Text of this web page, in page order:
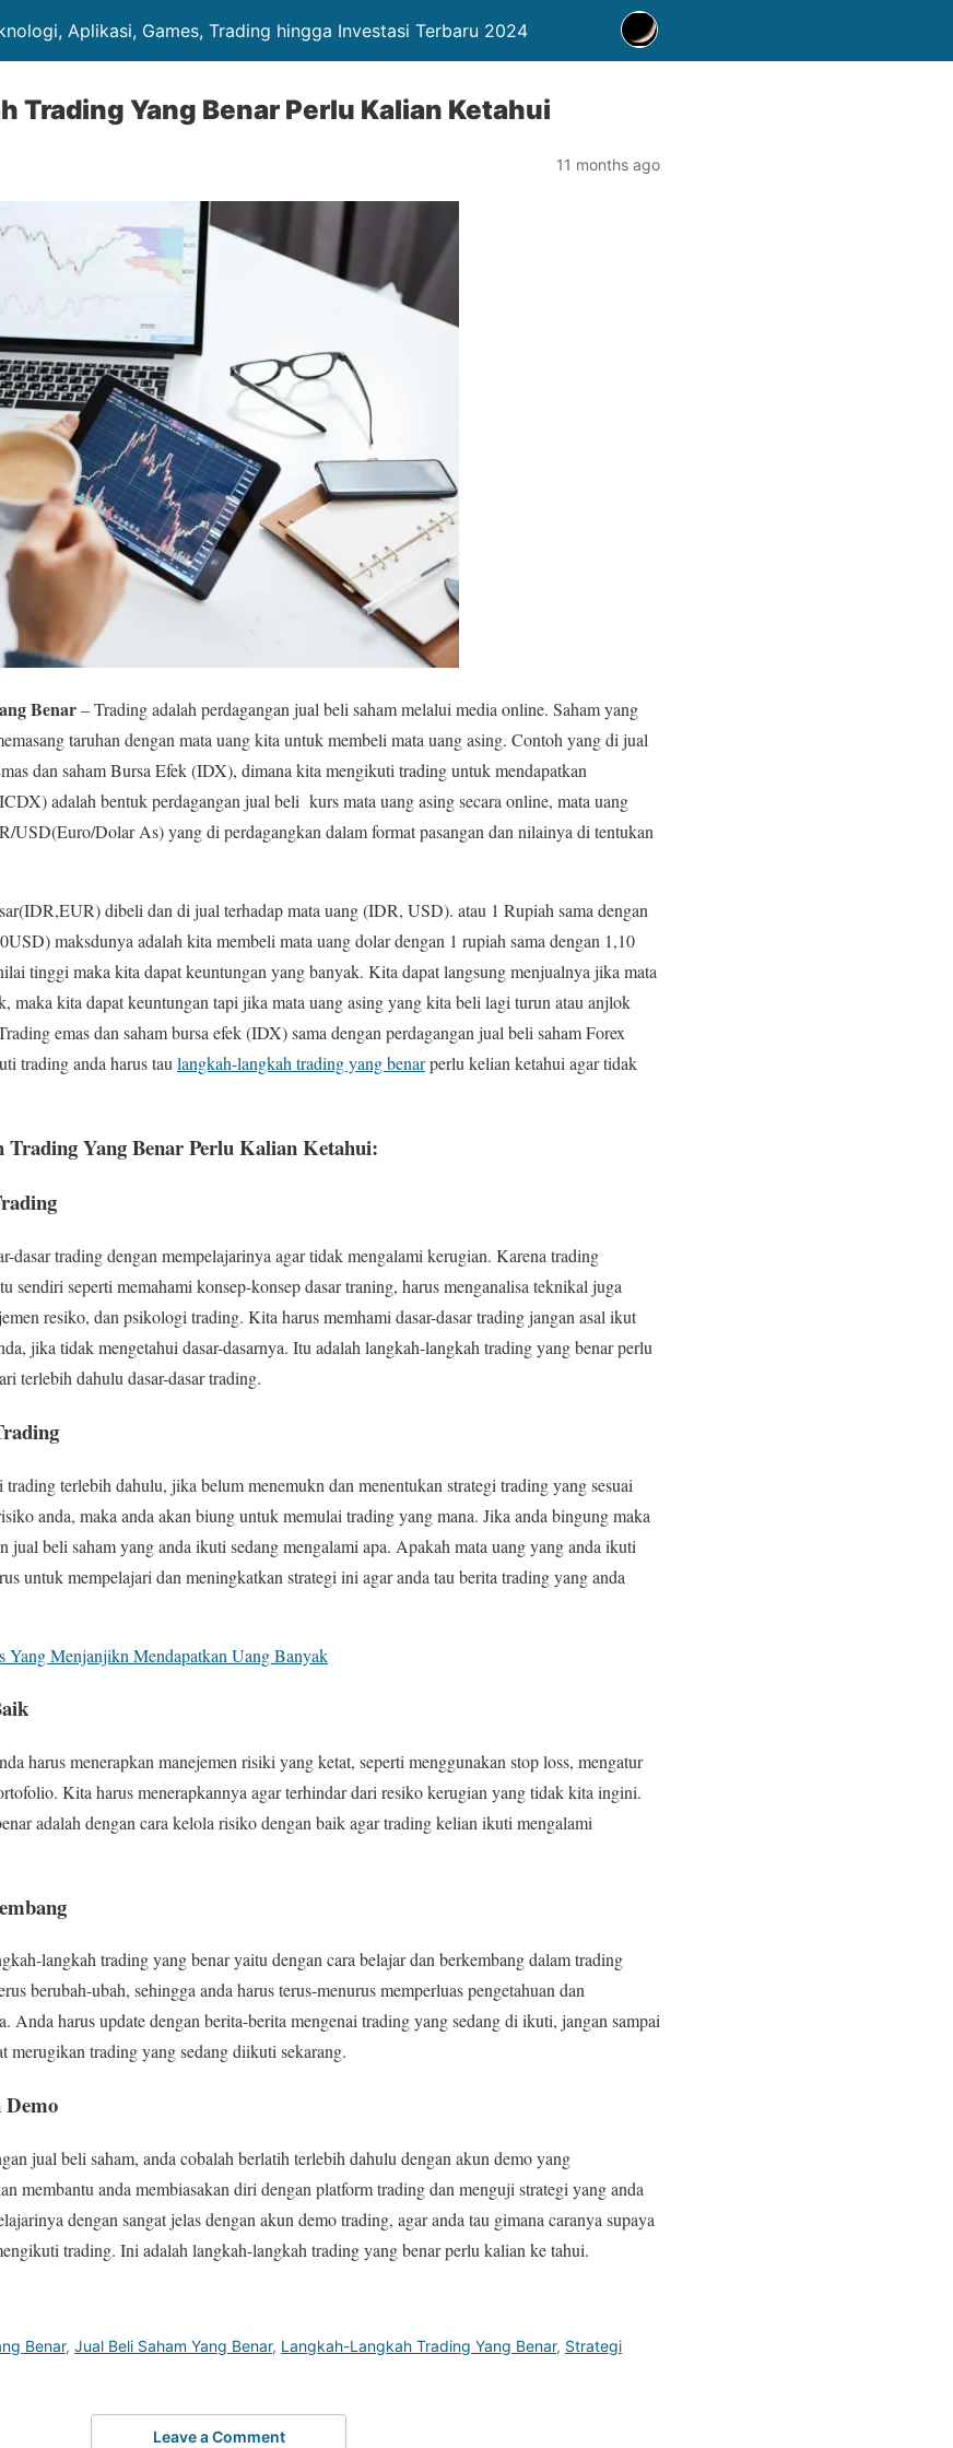
Aplikasi, Games, Trading hingga Investasi Terbaru 2024
Trading Yang Benar Perlu Kalian Ketahui
11 months ago
Benar– Trading adalah perdagangan jual beli saham melalui media online. Saham yang
taruhan dengan mata uang kita untuk membeli mata uang asing. Contoh yang di jual
dan saham Bursa Efek (IDX), dimana kita mengikuti trading untuk mendapatkan
adalah bentuk perdagangan jual beli kurs mata uang asing secara online, mata uang
USD(Euro/Dolar As) yang di perdagangkan dalam format pasangan dan nilainya di tentukan
dibeli dan di jual terhadap mata uang (IDR, USD). atau 1 Rupiah sama dengan
maksdunya adalah kita membeli mata uang dolar dengan 1 rupiah sama dengan 1,10
tinggi maka kita dapat keuntungan yang banyak. Kita dapat langsung menjualnya jika mata
maka kita dapat keuntungan tapi jika mata uang asing yang kita beli lagi turun atau anjlok
emas dan saham bursa efek (IDX) sama dengan perdagangan jual beli saham Forex
trading anda harus tau langkah-langkah trading yang benarperlu kelian ketahui agar tidak
Yang Benar Perlu Kalian Ketahui:
dasar trading dengan mempelajarinya agar tidak mengalami kerugian. Karena trading
sendiri seperti memahami konsep-konsep dasar traning, harus menganalisa teknikal juga
resiko, dan psikologi trading. Kita harus memhami dasar-dasar trading jangan asal ikut
jika tidak mengetahui dasar-dasarnya. Itu adalah langkah-langkah trading yang benar perlu
terlebih dahulu dasar-dasar trading.
terlebih dahulu, jika belum menemukn dan menentukan strategi trading yang sesuai
anda, maka anda akan biung untuk memulai trading yang mana. Jika anda bingung maka
jual beli saham yang anda ikuti sedang mengalami apa. Apakah mata uang yang anda ikuti
untuk mempelajari dan meningkatkan strategi ini agar anda tau berita trading yang anda
Yang Menjanjikn Mendapatkan Uang Banyak
harus menerapkan manejemen risiki yang ketat, seperti menggunakan stop loss, mengatur
Kita harus menerapkannya agar terhindar dari resiko kerugian yang tidak kita ingini.
adalah dengan cara kelola risiko dengan baik agar trading kelian ikuti mengalami
langkah trading yang benar yaitu dengan cara belajar dan berkembang dalam trading
berubah-ubah, sehingga anda harus terus-menurus memperluas pengetahuan dan
Anda harus update dengan berita-berita mengenai trading yang sedang di ikuti, jangan sampai
merugikan trading yang sedang diikuti sekarang.
Demo
jual beli saham, anda cobalah berlatih terlebih dahulu dengan akun demo yang
membantu anda membiasakan diri dengan platform trading dan menguji strategi yang anda
dengan sangat jelas dengan akun demo trading, agar anda tau gimana caranya supaya
trading. Ini adalah langkah-langkah trading yang benar perlu kalian ke tahui.
Benar, Jual Beli Saham Yang Benar, Langkah-Langkah Trading Yang Benar, Strategi
Leave a Comment